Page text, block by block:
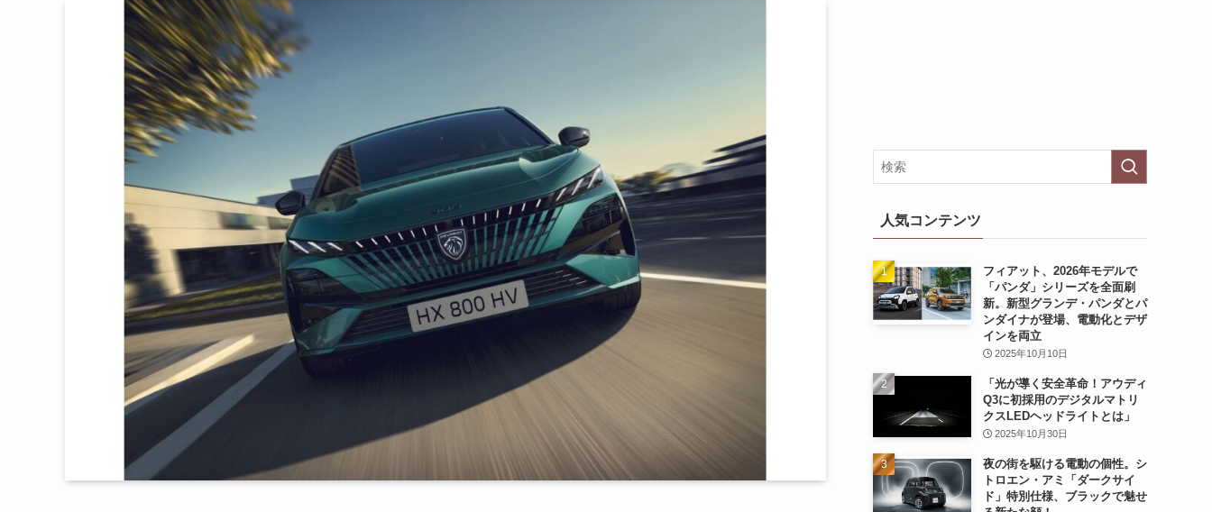
人気コンテンツ
フィアット、2026年モデルで
「パンダ」シリーズを全面刷
新。新型グランデ・パンダとパ
ンダイナが登場、電動化とデザ
インを両立
2025年10月10日
「光が導く安全革命！アウディ
Q3に初採用のデジタルマトリ
クスLEDヘッドライトとは」
2025年10月30日
夜の街を駆ける電動の個性。シ
トロエン・アミ「ダークサイ
ド」特別仕様、ブラックで魅せ